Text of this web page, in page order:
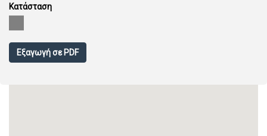
Κατάσταση
Εξαγωγή σε PDF